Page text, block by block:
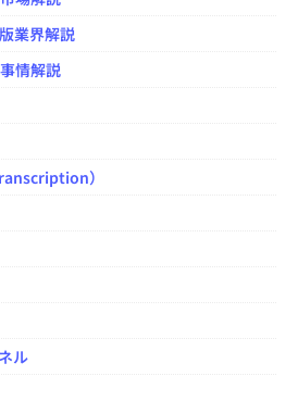
業界解説
情解説
）
ル